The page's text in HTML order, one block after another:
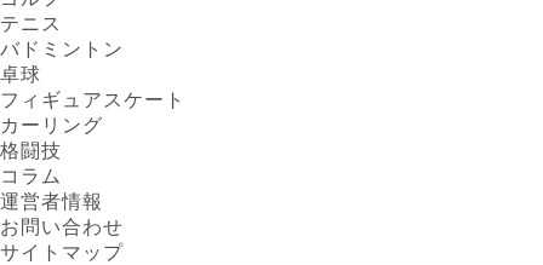
テニス
バドミントン
卓球
フィギュアスケート
カーリング
格闘技
コラム
運営者情報
お問い合わせ
サイトマップ